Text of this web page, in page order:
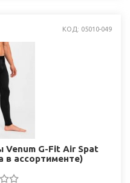
КОД: 05010-049
G-Fit Air Spat
в ассортименте)